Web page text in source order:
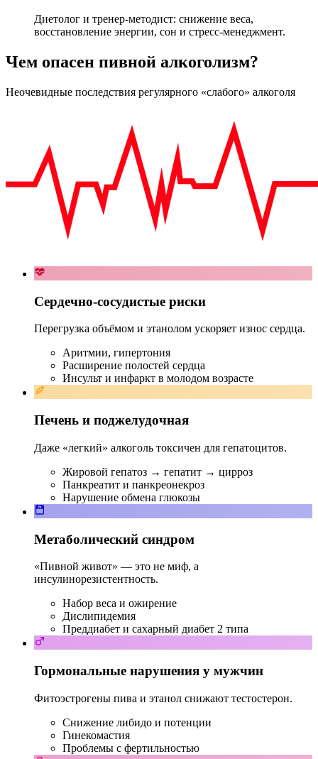
Диетолог и тренер-методист: снижение веса,
восстановление энергии, сон и стресс-менеджмент.
Чем опасен пивной алкоголизм?
Неочевидные последствия регулярного «слабого» алкоголя
Сердечно-сосудистые риски
Перегрузка объёмом и этанолом ускоряет износ сердца.
Аритмии, гипертония
Расширение полостей сердца
Инсульт и инфаркт в молодом возрасте
Печень и поджелудочная
Даже «легкий» алкоголь токсичен для гепатоцитов.
Жировой гепатоз → гепатит → цирроз
Панкреатит и панкреонекроз
Нарушение обмена глюкозы
Метаболический синдром
«Пивной живот» — это не миф, а
инсулинорезистентность.
Набор веса и ожирение
Дислипидемия
Преддиабет и сахарный диабет 2 типа
Гормональные нарушения у мужчин
Фитоэстрогены пива и этанол снижают тестостерон.
Снижение либидо и потенции
Гинекомастия
Проблемы с фертильностью